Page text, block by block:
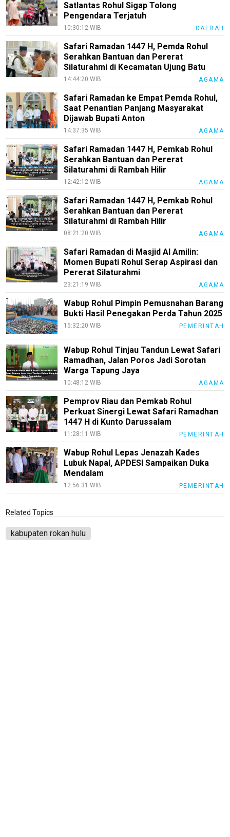
Satlantas Rohul Sigap Tolong
Pengendara Terjatuh
10:30:12 WIB DAERAH
Safari Ramadan 1447 H, Pemda Rohul
Serahkan Bantuan dan Pererat
Silaturahmi di Kecamatan Ujung Batu
14:44:20 WIB AGAMA
Safari Ramadan ke Empat Pemda Rohul,
Saat Penantian Panjang Masyarakat
Dijawab Bupati Anton
14:37:35 WIB AGAMA
Safari Ramadan 1447 H, Pemkab Rohul
Serahkan Bantuan dan Pererat
Silaturahmi di Rambah Hilir
12:42:12 WIB AGAMA
Safari Ramadan 1447 H, Pemkab Rohul
Serahkan Bantuan dan Pererat
Silaturahmi di Rambah Hilir
08:21:20 WIB AGAMA
Safari Ramadan di Masjid Al Amilin:
Momen Bupati Rohul Serap Aspirasi dan
Pererat Silaturahmi
23:21:19 WIB AGAMA
Wabup Rohul Pimpin Pemusnahan Barang
Bukti Hasil Penegakan Perda Tahun 2025
15:32:20 WIB PEMERINTAH
Wabup Rohul Tinjau Tandun Lewat Safari
Ramadhan, Jalan Poros Jadi Sorotan
Warga Tapung Jaya
10:48:12 WIB AGAMA
Pemprov Riau dan Pemkab Rohul
Perkuat Sinergi Lewat Safari Ramadhan
1447 H di Kunto Darussalam
11:28:11 WIB PEMERINTAH
Wabup Rohul Lepas Jenazah Kades
Lubuk Napal, APDESI Sampaikan Duka
Mendalam
12:56:31 WIB PEMERINTAH
Related Topics
kabupaten rokan hulu